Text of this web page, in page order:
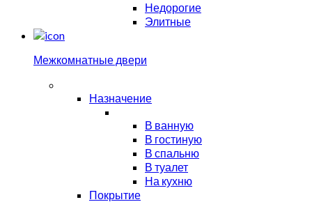
Недорогие
Элитные
Межкомнатные двери
Назначение
В ванную
В гостиную
В спальню
В туалет
На кухню
Покрытие